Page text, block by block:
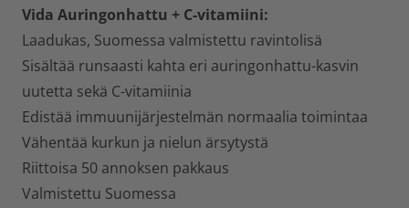
Vida Auringonhattu + C-vitamiini:
Laadukas, Suomessa valmistettu ravintolisä
Sisältää runsaasti kahta eri auringonhattu-kasvin
uutetta sekä C-vitamiinia
Edistää immuunijärjestelmän normaalia toimintaa
Vähentää kurkun ja nielun ärsytystä
Riittoisa 50 annoksen pakkaus
Valmistettu Suomessa